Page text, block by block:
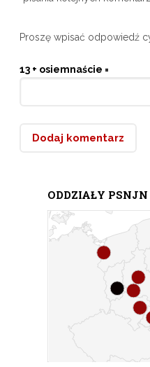
Proszę wpisać odpowiedź
13 + osiemnaście =
ODDZIAŁY PSNJN